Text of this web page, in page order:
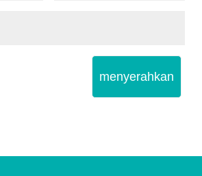
menyerahkan